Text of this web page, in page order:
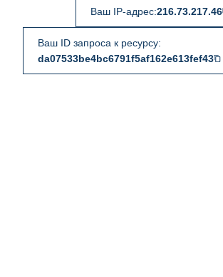
Ваш IP-адрес:216.73.217.46
Ваш ID запроса к ресурсу:
da07533be4bc6791f5af162e613fef43